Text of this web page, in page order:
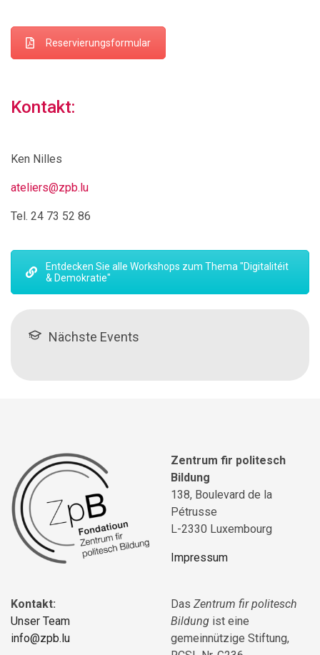
Reservierungsformular
Kontakt:
Ken Nilles
ateliers@zpb.lu
Tel. 24 73 52 86
Entdecken Sie alle Workshops zum Thema "Digitalitéit
& Demokratie"
Nächste Events
Zentrum fir politesch
Bildung
138, Boulevard de la
Pétrusse
L-2330 Luxembourg
Impressum
Kontakt:
Unser Team
info@zpb.lu
Das Zentrum fir politesch
Bildung ist eine
gemeinnützige Stiftung,